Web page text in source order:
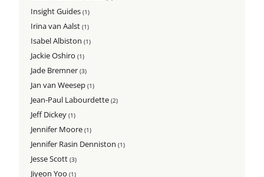
Insight Guides(1)
Irina van Aalst(1)
Isabel Albiston(1)
Jackie Oshiro(1)
Jade Bremner(3)
Jan van Weesep(1)
Jean-Paul Labourdette(2)
Jeff Dickey(1)
Jennifer Moore(1)
Jennifer Rasin Denniston(1)
Jesse Scott(3)
Jiyeon Yoo(1)